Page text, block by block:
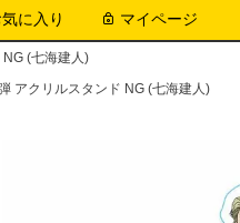
に入り マイページ
NG (七海建人)
アクリルスタンド NG (七海建人)